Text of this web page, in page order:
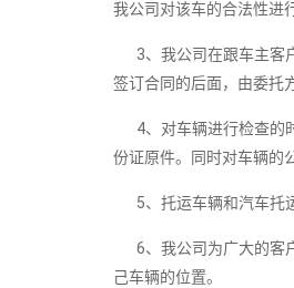
我公司对该车的合法性进
3、我公司在跟车主客
签订合同的后面，由委托
4、对车辆进行检查的
份证原件。同时对车辆的
5、托运车辆和汽车托
6、我公司为广大的客
己车辆的位置。